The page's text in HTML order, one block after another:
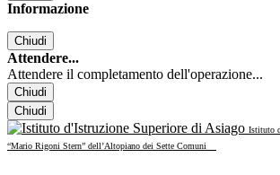
Informazione
Chiudi
Attendere...
Attendere il completamento dell'operazione...
Chiudi
Chiudi
Istituto
“Mario Rigoni Stern” dell’Altopiano dei Sette Comuni